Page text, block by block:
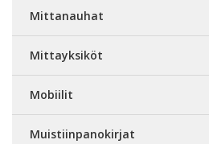
Mittanauhat
Mittayksiköt
Mobiilit
Muistiinpanokirjat